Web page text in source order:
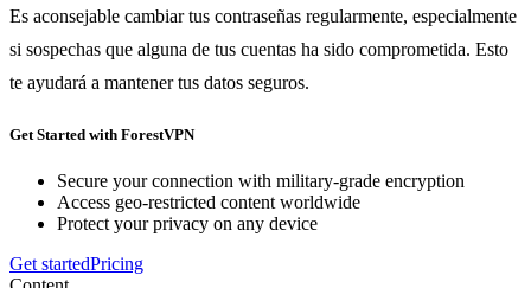
Es aconsejable cambiar tus contraseñas regularmente, especialmente
si sospechas que alguna de tus cuentas ha sido comprometida. Esto
te ayudará a mantener tus datos seguros.
Get Started with ForestVPN
Secure your connection with military-grade encryption
Access geo-restricted content worldwide
Protect your privacy on any device
Get startedPricing